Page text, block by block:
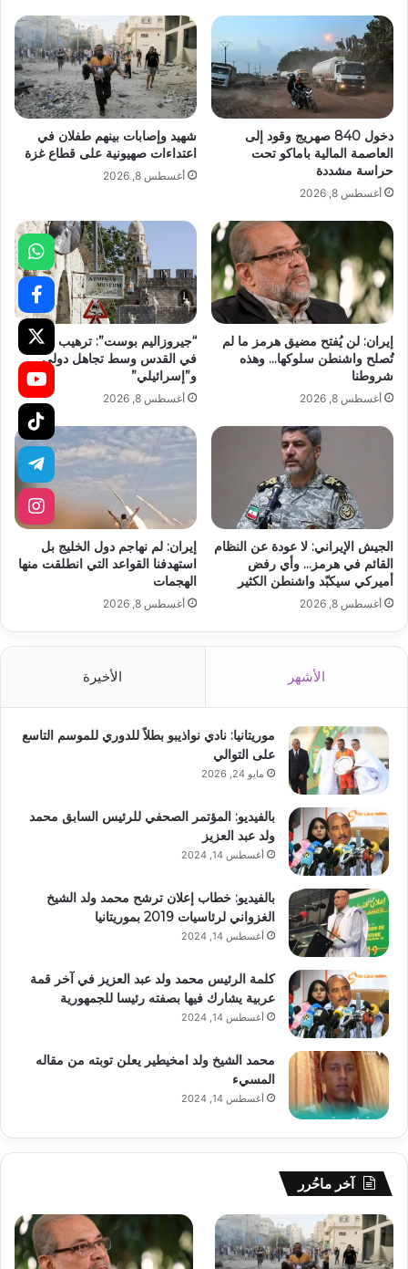
دخول 840 صهريج وقود إلى
العاصمة المالية باماكو تحت
حراسة مشددة
أغسطس 8, 2026
شهيد وإصابات بينهم طفلان في
اعتداءات صهيونية على قطاع غزة
أغسطس 8, 2026
إيران: لن يُفتح مضيق هرمز ما لم
تُصلح واشنطن سلوكها… وهذه
شروطنا
أغسطس 8, 2026
“جيروزاليم بوست”: ترهيب الأرمن
في القدس وسط تجاهل دولي
و”إسرائيلي”
أغسطس 8, 2026
الجيش الإيراني: لا عودة عن النظام
القائم في هرمز… وأي رفض
أميركي سيكبّد واشنطن الكثير
أغسطس 8, 2026
إيران: لم نهاجم دول الخليج بل
استهدفنا القواعد التي انطلقت منها
الهجمات
أغسطس 8, 2026
الأشهر الأخيرة
موريتانيا: نادي نواذيبو بطلاً للدوري للموسم التاسع
على التوالي
مايو 24, 2026
بالفيديو: المؤتمر الصحفي للرئيس السابق محمد
ولد عبد العزيز
أغسطس 14, 2024
بالفيديو: خطاب إعلان ترشح محمد ولد الشيخ
الغزواني لرئاسيات 2019 بموريتانيا
أغسطس 14, 2024
كلمة الرئيس محمد ولد عبد العزيز في آخر قمة
عربية يشارك فيها بصفته رئيسا للجمهورية
أغسطس 14, 2024
محمد الشيخ ولد امخيطير يعلن توبته من مقاله
المسيء
أغسطس 14, 2024
آخر ماحُرر